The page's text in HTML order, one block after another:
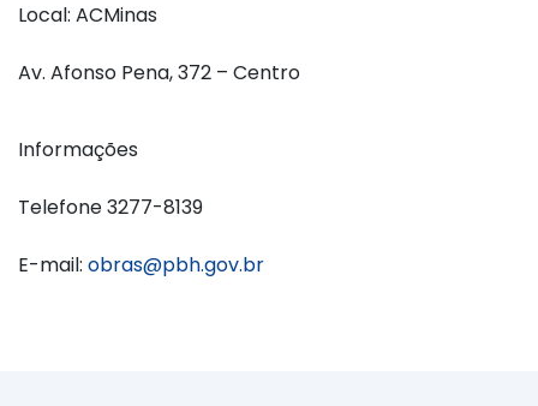
Local: ACMinas
Av. Afonso Pena, 372 – Centro
Informações
Telefone 3277-8139
E-mail: obras@pbh.gov.br